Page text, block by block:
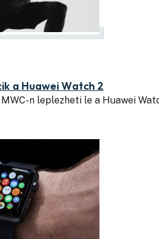
a Huawei Watch 2
n leplezheti le a Huawei